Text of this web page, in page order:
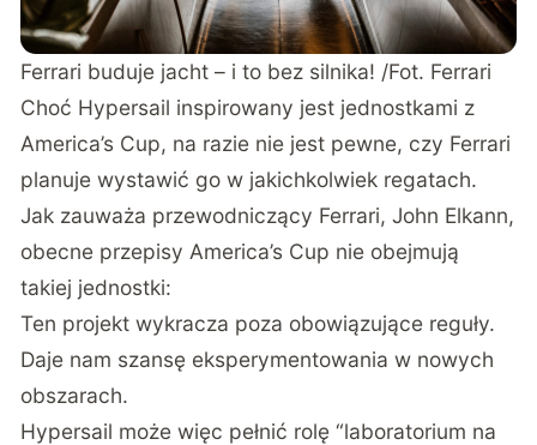
Ferrari buduje jacht – i to bez silnika! /Fot. Ferrari
Choć Hypersail inspirowany jest jednostkami z
America’s Cup, na razie nie jest pewne, czy Ferrari
planuje wystawić go w jakichkolwiek regatach.
Jak zauważa przewodniczący Ferrari, John Elkann,
obecne przepisy America’s Cup nie obejmują
takiej jednostki:
Ten projekt wykracza poza obowiązujące reguły.
Daje nam szansę eksperymentowania w nowych
obszarach.
Hypersail może więc pełnić rolę “laboratorium na